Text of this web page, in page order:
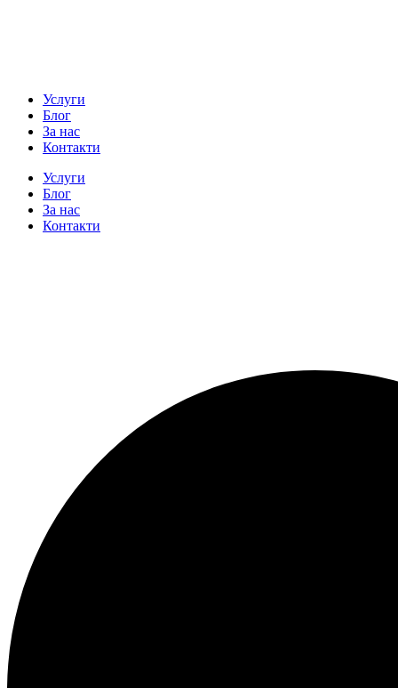
Услуги
Блог
За нас
Контакти
Услуги
Блог
За нас
Контакти